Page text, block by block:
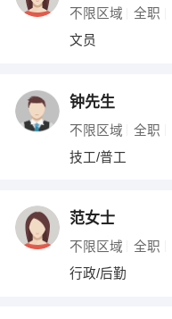
不限区域 全职
文员
钟先生
不限区域 全职
技工/普工
范女士
不限区域 全职
行政/后勤